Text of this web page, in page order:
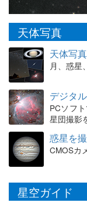
天体写真
天体写
月、惑星
デジタ
PCソフ
星団撮影
惑星を
CMOSカ
星空ガイド